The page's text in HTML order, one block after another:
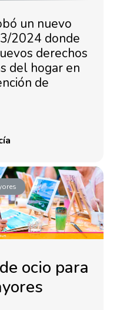
un nuevo
2024 donde
derechos
del hogar en
de
ocio para